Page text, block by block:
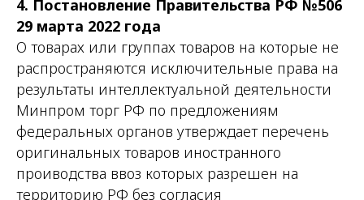
4. Постановление Правительства РФ №506
29 марта 2022 года
О товарах или группах товаров на которые не
распространяются исключительные права на
результаты интеллектуальной деятельности
Минпром торг РФ по предложениям
федеральных органов утверждает перечень
оригинальных товаров иностранного
проиводства ввоз которых разрешен на
территорию РФ без согласия